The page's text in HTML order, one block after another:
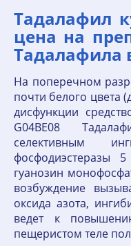
Тадалафил
цена на
Тадалафила
На поперечном
почти белого цвета
дисфункции
G04BE08
селективным
фосфодиэстеразы
гуанозин
возбуждение
оксида азота,
ведет к
пещеристом теле